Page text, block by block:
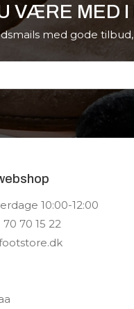
VÆRE MED
med gode
10:00-12:00
70 15 22